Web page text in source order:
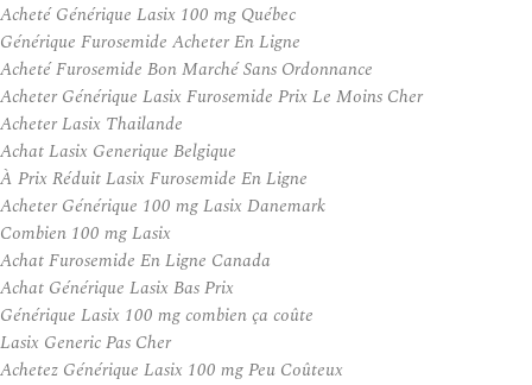
Acheté Générique Lasix 100 mg Québec
Générique Furosemide Acheter En Ligne
Acheté Furosemide Bon Marché Sans Ordonnance
Acheter Générique Lasix Furosemide Prix Le Moins Cher
Acheter Lasix Thailande
Achat Lasix Generique Belgique
À Prix Réduit Lasix Furosemide En Ligne
Acheter Générique 100 mg Lasix Danemark
Combien 100 mg Lasix
Achat Furosemide En Ligne Canada
Achat Générique Lasix Bas Prix
Générique Lasix 100 mg combien ça coûte
Lasix Generic Pas Cher
Achetez Générique Lasix 100 mg Peu Coûteux